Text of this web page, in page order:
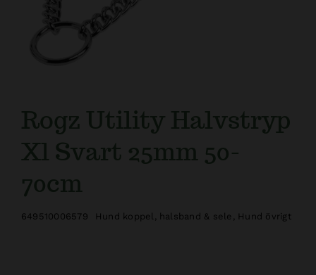
Rogz Utility Halvstryp
Xl Svart 25mm 50-
70cm
649510006579 Hund koppel, halsband & sele , Hund övrigt